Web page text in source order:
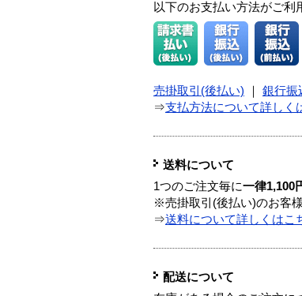
以下のお支払い方法がご利
売掛取引(後払い) 銀行振
⇒支払方法について詳しく
送料について
1つのご注文毎に一律1,100
※売掛取引(後払い)のお客
⇒送料について詳しくはこ
配送について